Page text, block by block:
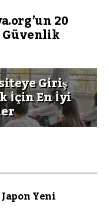
20
Güvenlik
Giriş
İçin En İyi
Yeni